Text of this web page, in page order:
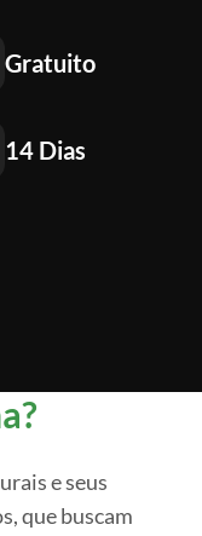
Gratuito
14 Dias
e seus
que buscam